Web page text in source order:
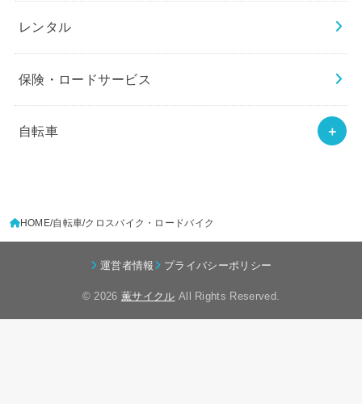
レンタル
保険・ロードサービス
自転車
HOME 自転車 クロスバイク・ロードバイク
運営者情報 プライバシーポリシー
© 2026 薫サイクル All Rights Reserved.